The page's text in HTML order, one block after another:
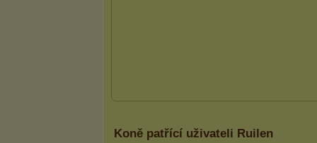
Koně patřící uživateli Ruilen